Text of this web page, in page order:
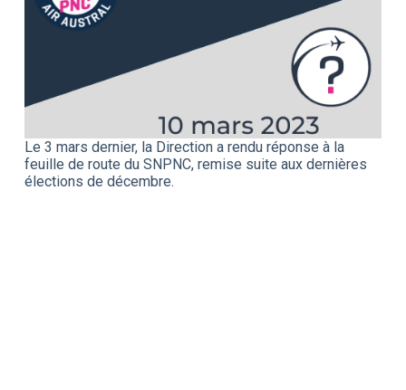
Le 3 mars dernier, la Direction a rendu réponse à la
feuille de route du SNPNC, remise suite aux dernières
élections de décembre.